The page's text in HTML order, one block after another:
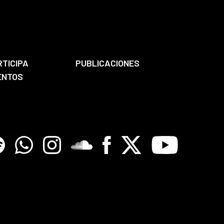
PUBLICACIONES
WhatsappInstagramSoundcloreFacebook
X Youtube